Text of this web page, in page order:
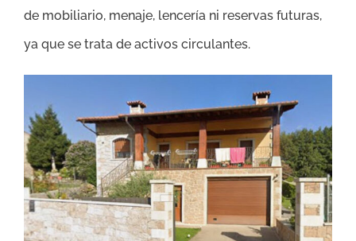
de mobiliario, menaje, lencería ni reservas futuras,
ya que se trata de activos circulantes.